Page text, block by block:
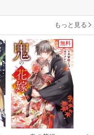
もっと見る
無料